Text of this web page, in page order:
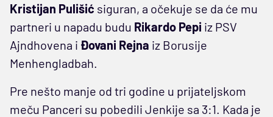
Kristijan Pulišić siguran, a očekuje se da će mu
partneri u napadu budu Rikardo Pepi iz PSV
Ajndhovena i Đovani Rejna iz Borusije
Menhengladbah.
Pre nešto manje od tri godine u prijateljskom
meču Panceri su pobedili Jenkije sa 3:1. Kada je